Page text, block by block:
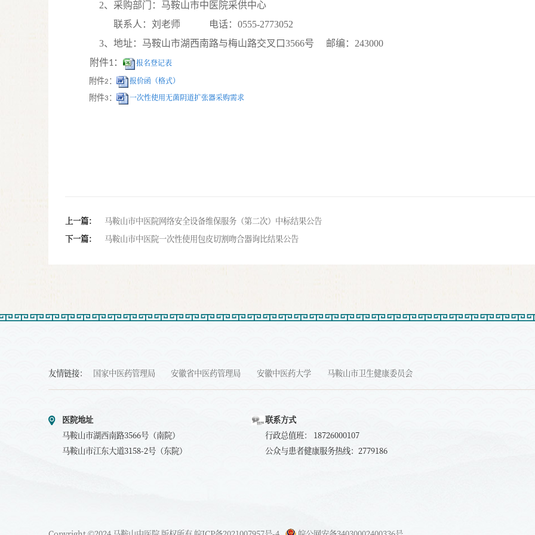
2、采购部门：马鞍山市中医院采供中心
联系人：刘老师 电话：0555-2773052
3、地址：马鞍山市湖西南路与梅山路交叉口3566号 邮编：243000
附件1 ： 报名登记表
附件2 ： 报价函（格式）
附件3 ： 一次性使用无菌阴道扩张器采购需求
上一篇：
马鞍山市中医院网络安全设备维保服务（第二次）中标结果公告
下一篇：
马鞍山市中医院一次性使用包皮切割吻合器询比结果公告
友情链接： 国家中医药管理局 安徽省中医药管理局 安徽中医药大学 马鞍山市卫生健康委员会
医院地址
马鞍山市湖西南路3566号（南院）
马鞍山市江东大道3158-2号（东院）
联系方式
行政总值班： 18726000107
公众与患者健康服务热线：2779186